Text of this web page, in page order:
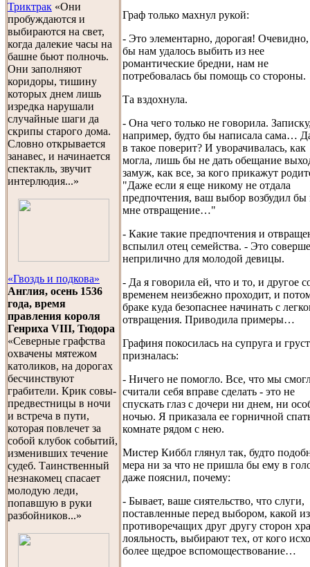
Триктрак «Они
пробуждаются и
выбираются на свет,
когда далекие часы на
башне бьют полночь.
Они заполняют
коридоры, тишину
которых днем лишь
изредка нарушали
случайные шаги да
скрипы старого дома.
Словно открывается
занавес, и начинается
спектакль, звучит
интерлюдия...»
«Гвоздь и подкова»
Англия, осень 1536
года, время
правления короля
Генриха VIII, Тюдора
«Северные графства
охвачены мятежом
католиков, на дорогах
бесчинствуют
грабители. Крик совы-
предвестницы в ночи
и встреча в пути,
которая повлечет за
собой клубок событий,
изменивших течение
судеб. Таинственный
незнакомец спасает
молодую леди,
попавшую в руки
разбойников...»
Граф только махнул рукой:
- Это элементарно, дорогая! Очевидно,
бы нам удалось выбить из нее
романтические бредни, нам не
потребовалась бы помощь со стороны.
Та вздохнула.
- Она чего только не говорила.
например, будто бы написала сама…
в такое поверит? И уворачивалась, как
могла, лишь бы не дать обещание
замуж, как все, за кого прикажут
"Даже если я еще никому не отдала
предпочтения, ваш выбор возбудил бы
мне отвращение…"
- Какие такие предпочтения и
вспылил отец семейства. - Это
неприлично для молодой девицы.
- Да я говорила ей, что и то, и другое
временем неизбежно проходит, и
браке куда безопаснее начинать с
отвращения. Приводила примеры…
Графиня покосилась на супруга и
призналась:
- Ничего не помогло. Все, что мы
считали себя вправе сделать - это не
спускать глаз с дочери ни днем, ни
ночью. Я приказала ее горничной
комнате рядом с нею.
Мистер Киббл глянул так, будто
мера ни за что не пришла бы ему в
даже пояснил, почему:
- Бывает, ваше сиятельство, что слуги,
поставленные перед выбором, какой
противоречащих друг другу сторон
лояльность, выбирают тех, от кого
более щедрое вспомоществование…